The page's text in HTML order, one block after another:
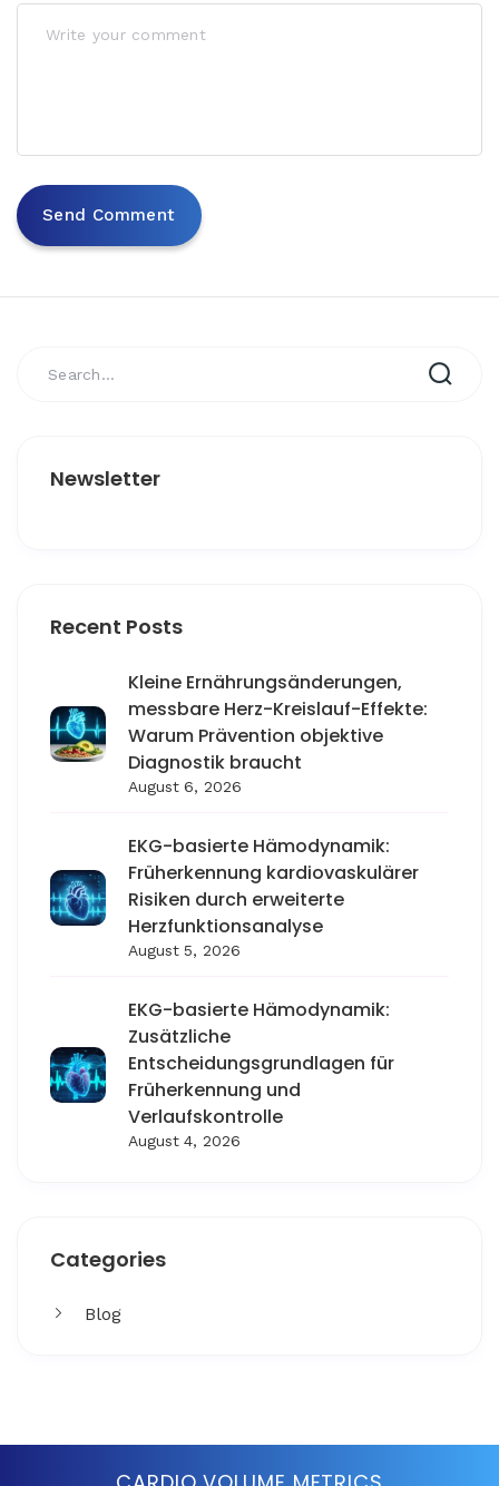
Newsletter
Recent Posts
Kleine Ernährungsänderungen,
messbare Herz-Kreislauf-Effekte:
Warum Prävention objektive
Diagnostik braucht
August 6, 2026
EKG-basierte Hämodynamik:
Früherkennung kardiovaskulärer
Risiken durch erweiterte
Herzfunktionsanalyse
August 5, 2026
EKG-basierte Hämodynamik:
Zusätzliche
Entscheidungsgrundlagen für
Früherkennung und
Verlaufskontrolle
August 4, 2026
Categories
Blog